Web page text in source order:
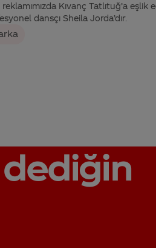
reklamımızda Kıvanç Tatlıtuğ’a
dansçı Sheila Jorda’dır.